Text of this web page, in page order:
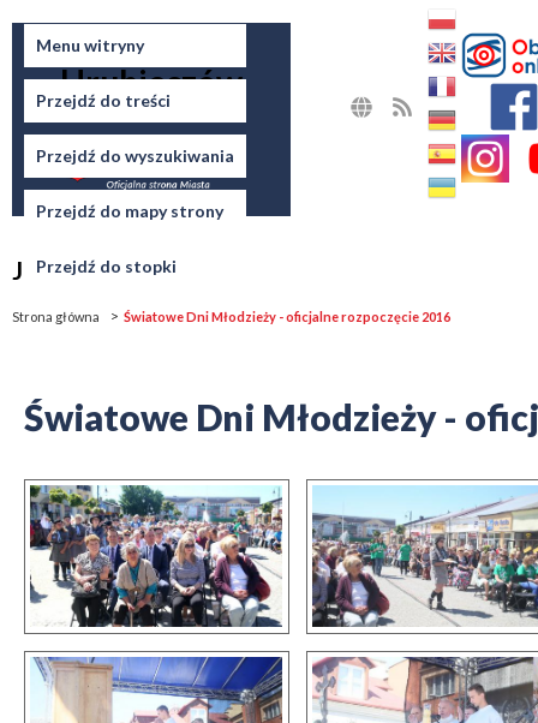
Menu witryny
Przejdź do treści
Przejdź do wyszukiwania
Przejdź do mapy strony
Przejdź do stopki
Miasto
Hrubieszów
Jesteś tutaj
Strona główna Światowe Dni Młodzieży - oficjalne rozpoczęcie 2016
Światowe Dni Młodzieży -